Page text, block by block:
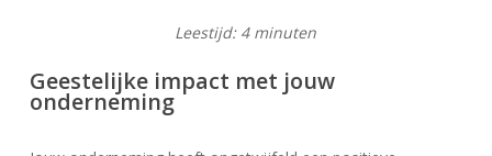
Leestijd: 4 minuten
Geestelijke impact met jouw
onderneming